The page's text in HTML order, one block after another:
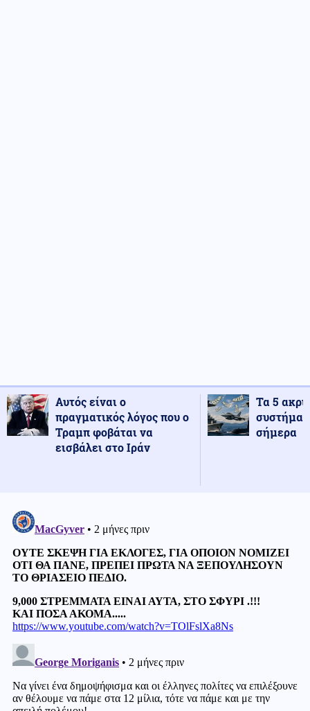
Αυτός είναι ο
πραγματικός λόγος που ο
Τραμπ φοβάται να
εισβάλει στο Ιράν
Τα 5
σήμερα